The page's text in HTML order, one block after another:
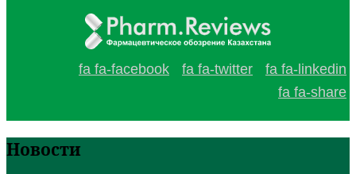
fa fa-facebook fa fa-twitter
fa fa-linkedin
fa fa-share
Новости